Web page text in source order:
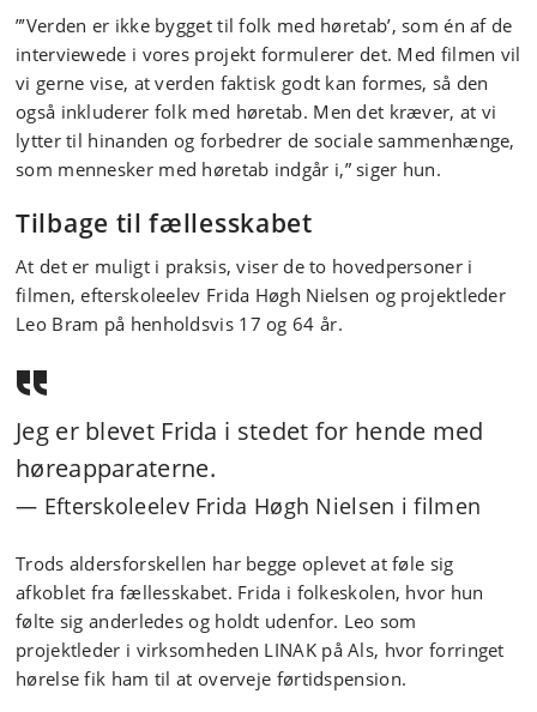
”’Verden er ikke bygget til folk med høretab’, som én af de
interviewede i vores projekt formulerer det. Med filmen vil
vi gerne vise, at verden faktisk godt kan formes, så den
også inkluderer folk med høretab. Men det kræver, at vi
lytter til hinanden og forbedrer de sociale sammenhænge,
som mennesker med høretab indgår i,” siger hun.
Tilbage til fællesskabet
At det er muligt i praksis, viser de to hovedpersoner i
filmen, efterskoleelev Frida Høgh Nielsen og projektleder
Leo Bram på henholdsvis 17 og 64 år.
Jeg er blevet Frida i stedet for hende med
høreapparaterne.
Efterskoleelev Frida Høgh Nielsen i filmen
Trods aldersforskellen har begge oplevet at føle sig
afkoblet fra fællesskabet. Frida i folkeskolen, hvor hun
følte sig anderledes og holdt udenfor. Leo som
projektleder i virksomheden LINAK på Als, hvor forringet
hørelse fik ham til at overveje førtidspension.